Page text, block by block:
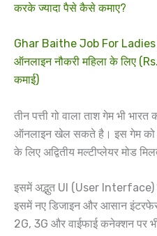
करके ज्यादा पैसे कैसे कमाए?
Ghar Baithe Job For
ऑनलाइन नौकरी महिला के लिए
कमाई)
तीन पत्ती गो वाला ताश गेम भी
ऑनलाइन खेल सकते है। इस गेम
के लिए अद्वितीय मल्टीप्लेयर मोड
इसमें अद्भुत UI (User Interface)
इसमें नए डिजाइन और आसान
2G, 3G और वाईफाई कनेक्शन पर